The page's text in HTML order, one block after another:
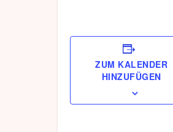
ZUM KALENDER
HINZUFÜGEN